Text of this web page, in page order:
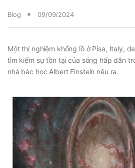
Blog 09/09/2024
Một thí nghiệm khổng lồ ở Pisa, Italy,
tìm kiếm sự tồn tại của sóng hấp dẫn
nhà bác học Albert Einstein nêu ra.